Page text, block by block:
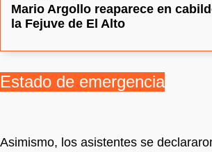
Mario Argollo reaparece en
la Fejuve de El Alto
Estado de emergencia
Asimismo, los asistentes se